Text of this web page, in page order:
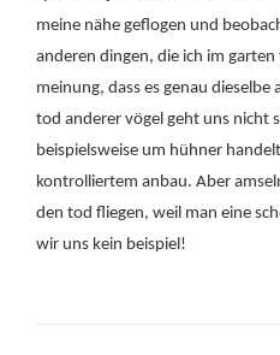
meine nähe geflogen und
anderen dingen, die ich im
meinung, dass es genau dieselbe
tod anderer vögel geht uns nicht
beispielsweise um hühner
kontrolliertem anbau. Aber
den tod fliegen, weil man eine
wir uns kein beispiel!